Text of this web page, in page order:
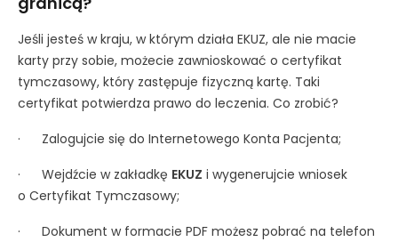
Jeśli jesteś w kraju, w którym działa EKUZ, ale nie macie
karty przy sobie, możecie zawnioskować o certyfikat
tymczasowy, który zastępuje fizyczną kartę. Taki
certyfikat potwierdza prawo do leczenia. Co zrobić?
· Zalogujcie się do Internetowego Konta Pacjenta;
· Wejdźcie w zakładkę EKUZ i wygenerujcie wniosek
o Certyfikat Tymczasowy;
· Dokument w formacie PDF możesz pobrać na telefon